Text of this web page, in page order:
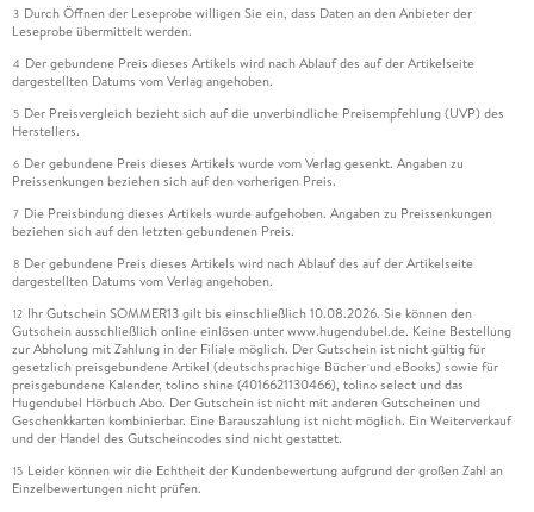
3 Durch Öffnen der Leseprobe willigen Sie ein, dass Daten an den Anbieter der
Leseprobe übermittelt werden.
4 Der gebundene Preis dieses Artikels wird nach Ablauf des auf der Artikelseite
dargestellten Datums vom Verlag angehoben.
5 Der Preisvergleich bezieht sich auf die unverbindliche Preisempfehlung (UVP) des
Herstellers.
6 Der gebundene Preis dieses Artikels wurde vom Verlag gesenkt. Angaben zu
Preissenkungen beziehen sich auf den vorherigen Preis.
7 Die Preisbindung dieses Artikels wurde aufgehoben. Angaben zu Preissenkungen
beziehen sich auf den letzten gebundenen Preis.
8 Der gebundene Preis dieses Artikels wird nach Ablauf des auf der Artikelseite
dargestellten Datums vom Verlag angehoben.
12 Ihr Gutschein SOMMER13 gilt bis einschließlich 10.08.2026. Sie können den
Gutschein ausschließlich online einlösen unter www.hugendubel.de. Keine Bestellung
zur Abholung mit Zahlung in der Filiale möglich. Der Gutschein ist nicht gültig für
gesetzlich preisgebundene Artikel (deutschsprachige Bücher und eBooks) sowie für
preisgebundene Kalender, tolino shine (4016621130466), tolino select und das
Hugendubel Hörbuch Abo. Der Gutschein ist nicht mit anderen Gutscheinen und
Geschenkkarten kombinierbar. Eine Barauszahlung ist nicht möglich. Ein Weiterverkauf
und der Handel des Gutscheincodes sind nicht gestattet.
15 Leider können wir die Echtheit der Kundenbewertung aufgrund der großen Zahl an
Einzelbewertungen nicht prüfen.